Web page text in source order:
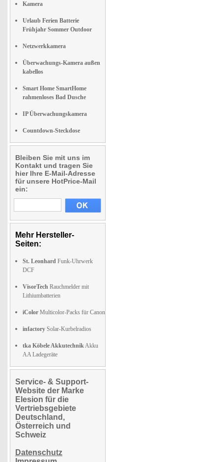
Kamera
Urlaub Ferien Batterie
Frühjahr Sommer Outdoor
Netzwerkkamera
Überwachungs-Kamera außen
kabellos
Smart Home SmartHome
rahmenloses Bad Dusche
IP Überwachungskamera
Countdown-Steckdose
Bleiben Sie mit uns im
Kontakt und tragen Sie
hier Ihre E-Mail-Adresse
für unsere HotPrice-Mail
ein:
Mehr Hersteller-
Seiten:
St. Leonhard Funk-Uhrwerk
DCF
VisorTech Rauchmelder mit
Lithiumbatterien
iColor Multicolor-Packs für Canon
infactory Solar-Kurbelradios
tka Köbele AkkutechnikAkku
AA Ladegeräte
Service- & Support-
Website der Marke
Elesion für die
Vertriebsgebiete
Deutschland,
Österreich und
Schweiz
Datenschutz